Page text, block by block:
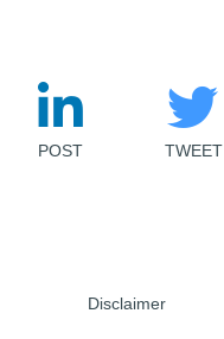
POST TWEET
Disclaimer